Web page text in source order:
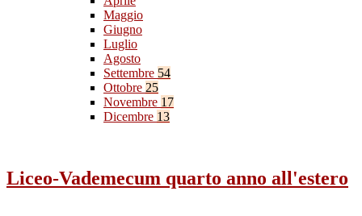
Maggio
Giugno
Luglio
Agosto
Settembre 54
Ottobre 25
Novembre 17
Dicembre 13
Liceo-Vademecum quarto anno all'estero